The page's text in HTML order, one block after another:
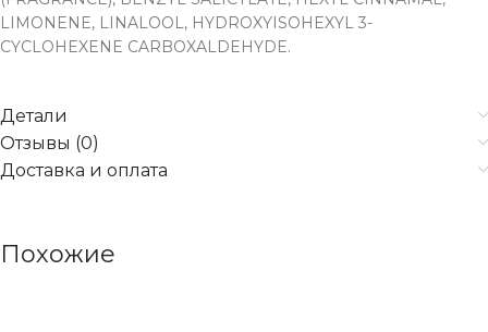
LIMONENE, LINALOOL, HYDROXYISOHEXYL 3-
CYCLOHEXENE CARBOXALDEHYDE.
Детали
Отзывы (0)
Доставка и оплата
Похожие